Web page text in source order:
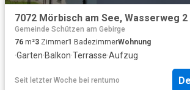
7072 Mörbisch am See, Wasserweg 2
Gemeinde Schützen am Gebirge
76 m²3 Zimmer1 BadezimmerWohnung
·Garten·Balkon·Terrasse·Aufzug
Seit letzter Woche bei rentumo